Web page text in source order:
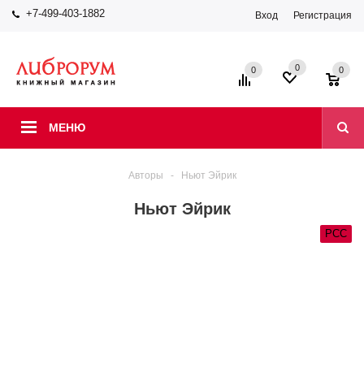
+7-499-403-1882 Вход Регистрация
МЕНЮ
0 0 0
Авторы - Ньют Эйрик
Ньют Эйрик
РСС